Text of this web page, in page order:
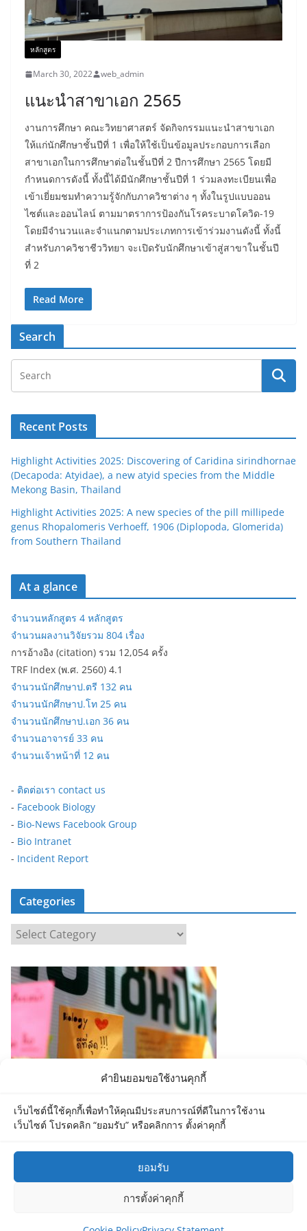
คำยินยอมขอใช้งานคุกกี้
เว็บไซต์นี้ใช้คุกกี้เพื่อทำให้คุณมีประสบการณ์ที่ดีในการใช้งาน
เว็บไซต์ โปรดคลิก “ยอมรับ” หรือคลิกการ ตั้งค่าคุกกี้
ยอมรับ
การตั้งค่าคุกกี้
หลักสูตร
March 30, 2022 web_admin
แนะนำสาขาเอก 2565
งานการศึกษา คณะวิทยาศาสตร์ จัดกิจกรรมแนะนำสาขาเอก
ให้แก่นักศึกษาชั้นปีที่ 1 เพื่อให้ใช้เป็นข้อมูลประกอบการเลือก
สาขาเอกในการศึกษาต่อในชั้นปีที่ 2 ปีการศึกษา 2565 โดยมี
กำหนดการดังนี้ ทั้งนี้ได้มีนักศึกษาชั้นปีที่ 1 ร่วมลงทะเบียนเพื่อ
เข้าเยี่ยมชมทำความรู้จักกับภาควิชาต่าง ๆ ทั้งในรูปแบบออน
ไซต์และออนไลน์ ตามมาตราการป้องกันโรคระบาดโควิด-19
โดยมีจำนวนและจำแนกตามประเภทการเข้าร่วมงานดังนี้ ทั้งนี้
สำหรับภาควิชาชีววิทยา จะเปิดรับนักศึกษาเข้าสู่สาขาในชั้นปี
ที่ 2
Read More
Search
Recent Posts
Highlight Activities 2025: Discovering of Caridina sirindhornae
(Decapoda: Atyidae), a new atyid species from the Middle
Mekong Basin, Thailand
Highlight Activities 2025: A new species of the pill millipede
genus Rhopalomeris Verhoeff, 1906 (Diplopoda, Glomerida)
from Southern Thailand
At a glance
จำนวนหลักสูตร 4 หลักสูตร
จำนวนผลงานวิจัยรวม 804 เรื่อง
การอ้างอิง (citation) รวม 12,054 ครั้ง
TRF Index (พ.ศ. 2560) 4.1
จำนวนนักศึกษาป.ตรี 132 คน
จำนวนนักศึกษาป.โท 25 คน
จำนวนนักศึกษาป.เอก 36 คน
จำนวนอาจารย์ 33 คน
จำนวนเจ้าหน้าที่ 12 คน
- ติดต่อเรา contact us
- Facebook Biology
- Bio-News Facebook Group
- Bio Intranet
- Incident Report
Categories
a
t
e
g
i
Department of Biology MU
reserved.
ColorMag by ThemeGrill. Powered by